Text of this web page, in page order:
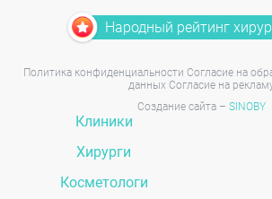
Народный рейтинг
Политика конфиденциальности Согласие на
данных Согласие на
Создание сайта – SINOBY
Клиники
Хирурги
Косметологи